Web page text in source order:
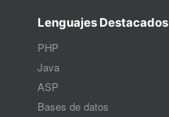
Lenguajes Destacados
PHP
Java
ASP
Bases de datos